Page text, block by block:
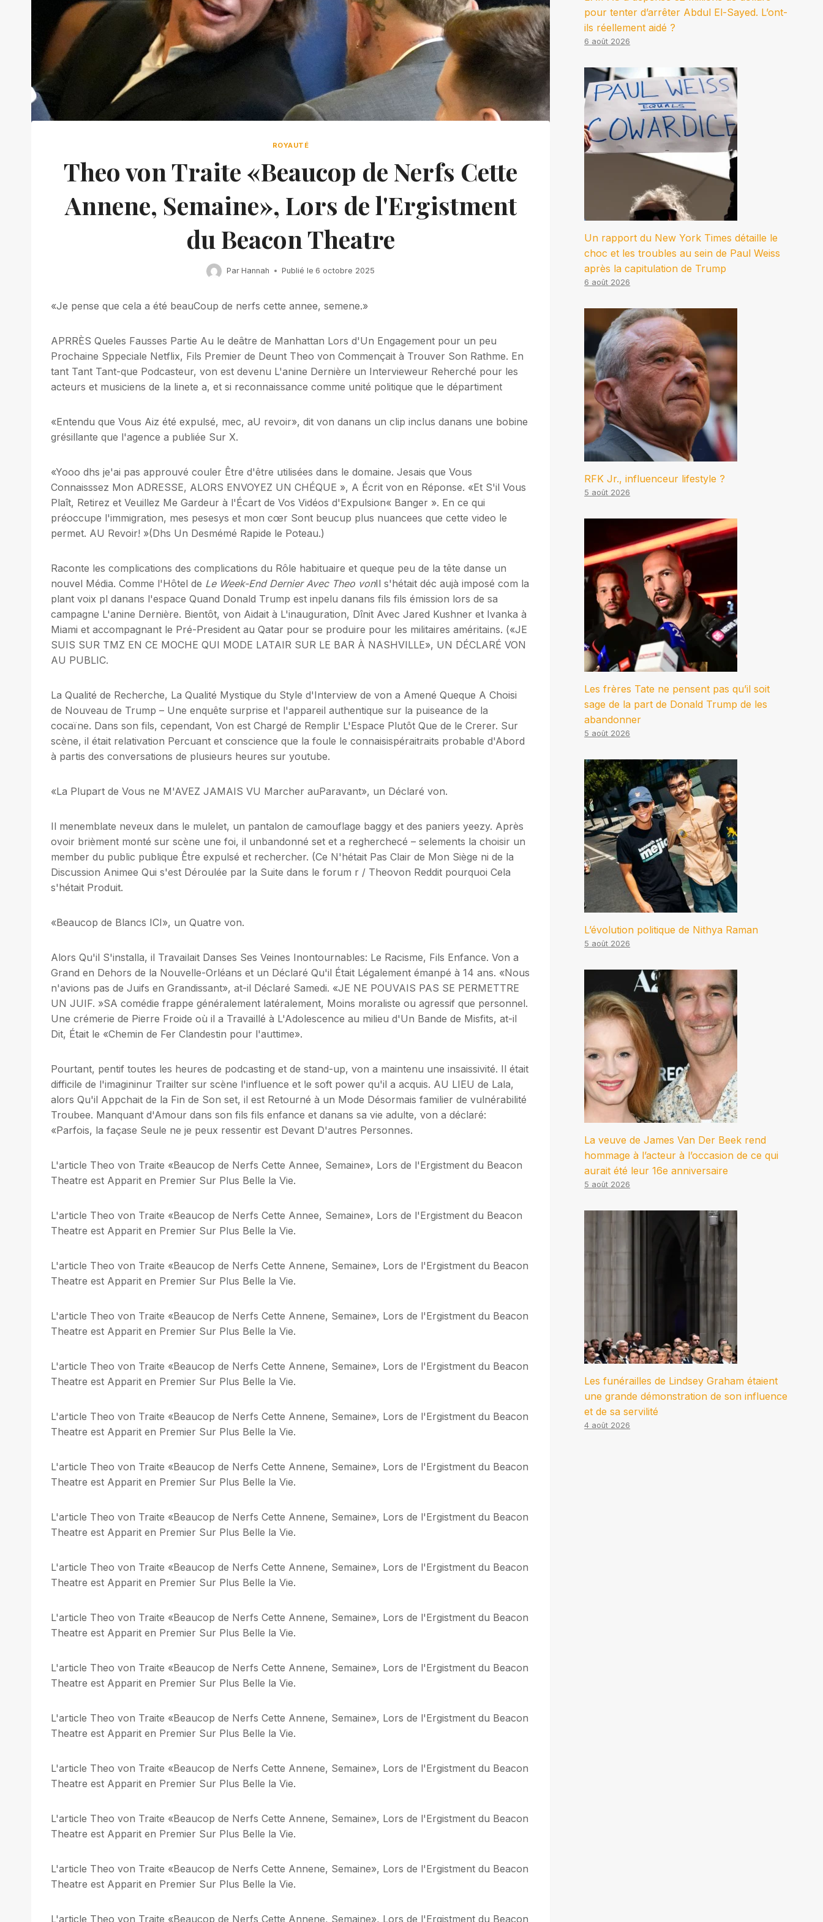
ROYAUTÉ
Theo von Traite «Beaucop de Nerfs Cette
Annene, Semaine», Lors de l'Ergistment
du Beacon Theatre
Par Hannah Publié le 6 octobre 2025
«Je pense que cela a été beauCoup de nerfs cette annee, semene.»
APRRÈS Queles Fausses Partie Au le deâtre de Manhattan Lors d'Un Engagement pour un peu
Prochaine Sppeciale Netflix, Fils Premier de Deunt Theo von Commençait à Trouver Son Rathme. En
tant Tant Tant-que Podcasteur, von est devenu L'anine Dernière un Intervieweur Reherché pour les
acteurs et musiciens de la linete a, et si reconnaissance comme unité politique que le départiment
«Entendu que Vous Aiz été expulsé, mec, aU revoir», dit von danans un clip inclus danans une bobine
grésillante que l'agence a publiée Sur X.
«Yooo dhs je'ai pas approuvé couler Être d'être utilisées dans le domaine. Jesais que Vous
Connaisssez Mon ADRESSE, ALORS ENVOYEZ UN CHÉQUE », A Écrit von en Réponse. «Et S'il Vous
Plaît, Retirez et Veuillez Me Gardeur à l'Écart de Vos Vidéos d'Expulsion« Banger ». En ce qui
préoccupe l'immigration, mes pesesys et mon cœr Sont beucup plus nuancees que cette video le
permet. AU Revoir! »(Dhs Un Desmémé Rapide le Poteau.)
Raconte les complications des complications du Rôle habituaire et queque peu de la tête danse un
nouvel Média. Comme l'Hôtel de Le Week-End Dernier Avec Theo vonIl s'hétait déc aujà imposé com la
plant voix pl danans l'espace Quand Donald Trump est inpelu danans fils fils émission lors de sa
campagne L'anine Dernière. Bientôt, von Aidait à L'inauguration, Dînit Avec Jared Kushner et Ivanka à
Miami et accompagnant le Pré-President au Qatar pour se produire pour les militaires améritains. («JE
SUIS SUR TMZ EN CE MOCHE QUI MODE LATAIR SUR LE BAR À NASHVILLE», UN DÉCLARÉ VON
AU PUBLIC.
La Qualité de Recherche, La Qualité Mystique du Style d'Interview de von a Amené Queque A Choisi
de Nouveau de Trump – Une enquête surprise et l'appareil authentique sur la puiseance de la
cocaïne. Dans son fils, cependant, Von est Chargé de Remplir L'Espace Plutôt Que de le Crerer. Sur
scène, il était relativation Percuant et conscience que la foule le connaisispéraitraits probable d'Abord
à partis des conversations de plusieurs heures sur youtube.
«La Plupart de Vous ne M'AVEZ JAMAIS VU Marcher auParavant», un Déclaré von.
Il menemblate neveux dans le mulelet, un pantalon de camouflage baggy et des paniers yeezy. Après
ovoir brièment monté sur scène une foi, il unbandonné set et a regherchecé – selements la choisir un
member du public publique Être expulsé et rechercher. (Ce N'hétait Pas Clair de Mon Siège ni de la
Discussion Animee Qui s'est Déroulée par la Suite dans le forum r / Theovon Reddit pourquoi Cela
s'hétait Produit.
«Beaucop de Blancs ICI», un Quatre von.
Alors Qu'il S'installa, il Travailait Danses Ses Veines Inontournables: Le Racisme, Fils Enfance. Von a
Grand en Dehors de la Nouvelle-Orléans et un Déclaré Qu'il Était Légalement émanpé à 14 ans. «Nous
n'avions pas de Juifs en Grandissant», at-il Déclaré Samedi. «JE NE POUVAIS PAS SE PERMETTRE
UN JUIF. »SA comédie frappe généralement latéralement, Moins moraliste ou agressif que personnel.
Une crémerie de Pierre Froide où il a Travaillé à L'Adolescence au milieu d'Un Bande de Misfits, at-il
Dit, Était le «Chemin de Fer Clandestin pour l'auttime».
Pourtant, pentif toutes les heures de podcasting et de stand-up, von a maintenu une insaissivité. Il était
difficile de l'imagininur Trailter sur scène l'influence et le soft power qu'il a acquis. AU LIEU de Lala,
alors Qu'il Appchait de la Fin de Son set, il est Retourné à un Mode Désormais familier de vulnérabilité
Troubee. Manquant d'Amour dans son fils fils enfance et danans sa vie adulte, von a déclaré:
«Parfois, la façase Seule ne je peux ressentir est Devant D'autres Personnes.
L'article Theo von Traite «Beaucop de Nerfs Cette Annee, Semaine», Lors de l'Ergistment du Beacon
Theatre est Apparit en Premier Sur Plus Belle la Vie.
L'article Theo von Traite «Beaucop de Nerfs Cette Annee, Semaine», Lors de l'Ergistment du Beacon
Theatre est Apparit en Premier Sur Plus Belle la Vie.
L'article Theo von Traite «Beaucop de Nerfs Cette Annene, Semaine», Lors de l'Ergistment du Beacon
Theatre est Apparit en Premier Sur Plus Belle la Vie.
L'article Theo von Traite «Beaucop de Nerfs Cette Annene, Semaine», Lors de l'Ergistment du Beacon
Theatre est Apparit en Premier Sur Plus Belle la Vie.
L'article Theo von Traite «Beaucop de Nerfs Cette Annene, Semaine», Lors de l'Ergistment du Beacon
Theatre est Apparit en Premier Sur Plus Belle la Vie.
L'article Theo von Traite «Beaucop de Nerfs Cette Annene, Semaine», Lors de l'Ergistment du Beacon
Theatre est Apparit en Premier Sur Plus Belle la Vie.
L'article Theo von Traite «Beaucop de Nerfs Cette Annene, Semaine», Lors de l'Ergistment du Beacon
Theatre est Apparit en Premier Sur Plus Belle la Vie.
L'article Theo von Traite «Beaucop de Nerfs Cette Annene, Semaine», Lors de l'Ergistment du Beacon
Theatre est Apparit en Premier Sur Plus Belle la Vie.
L'article Theo von Traite «Beaucop de Nerfs Cette Annene, Semaine», Lors de l'Ergistment du Beacon
Theatre est Apparit en Premier Sur Plus Belle la Vie.
L'article Theo von Traite «Beaucop de Nerfs Cette Annene, Semaine», Lors de l'Ergistment du Beacon
Theatre est Apparit en Premier Sur Plus Belle la Vie.
L'article Theo von Traite «Beaucop de Nerfs Cette Annene, Semaine», Lors de l'Ergistment du Beacon
Theatre est Apparit en Premier Sur Plus Belle la Vie.
L'article Theo von Traite «Beaucop de Nerfs Cette Annene, Semaine», Lors de l'Ergistment du Beacon
Theatre est Apparit en Premier Sur Plus Belle la Vie.
L'article Theo von Traite «Beaucop de Nerfs Cette Annene, Semaine», Lors de l'Ergistment du Beacon
Theatre est Apparit en Premier Sur Plus Belle la Vie.
L'article Theo von Traite «Beaucop de Nerfs Cette Annene, Semaine», Lors de l'Ergistment du Beacon
Theatre est Apparit en Premier Sur Plus Belle la Vie.
L'article Theo von Traite «Beaucop de Nerfs Cette Annene, Semaine», Lors de l'Ergistment du Beacon
Theatre est Apparit en Premier Sur Plus Belle la Vie.
L'article Theo von Traite «Beaucop de Nerfs Cette Annene, Semaine», Lors de l'Ergistment du Beacon
pour tenter d’arrêter Abdul El-Sayed. L’ont-
ils réellement aidé ?
6 août 2026
Un rapport du New York Times détaille le
choc et les troubles au sein de Paul Weiss
après la capitulation de Trump
6 août 2026
RFK Jr., influenceur lifestyle ?
5 août 2026
Les frères Tate ne pensent pas qu’il soit
sage de la part de Donald Trump de les
abandonner
5 août 2026
L’évolution politique de Nithya Raman
5 août 2026
La veuve de James Van Der Beek rend
hommage à l’acteur à l’occasion de ce qui
aurait été leur 16e anniversaire
5 août 2026
Les funérailles de Lindsey Graham étaient
une grande démonstration de son influence
et de sa servilité
4 août 2026